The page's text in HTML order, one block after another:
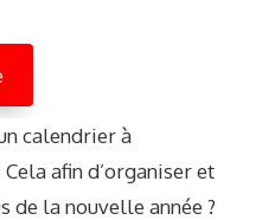
calendrier à
afin d’organiser et
de la nouvelle année ?